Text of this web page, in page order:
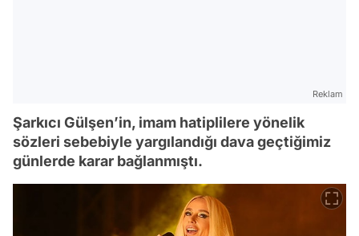
Reklam
Şarkıcı Gülşen’in, imam hatiplilere yönelik
sözleri sebebiyle yargılandığı dava geçtiğimiz
günlerde karar bağlanmıştı.